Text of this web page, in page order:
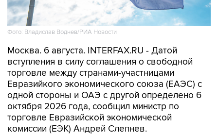
Фото: Владислав Воднев/РИА Новости
Москва. 6 августа. INTERFAX.RU - Датой
вступления в силу соглашения о свободной
торговле между странами-участницами
Евразийкого экономического союза (ЕАЭС) с
одной стороны и ОАЭ с другой определено 6
октября 2026 года, сообщил министр по
торговле Евразийской экономической
комиссии (ЕЭК) Андрей Слепнев.